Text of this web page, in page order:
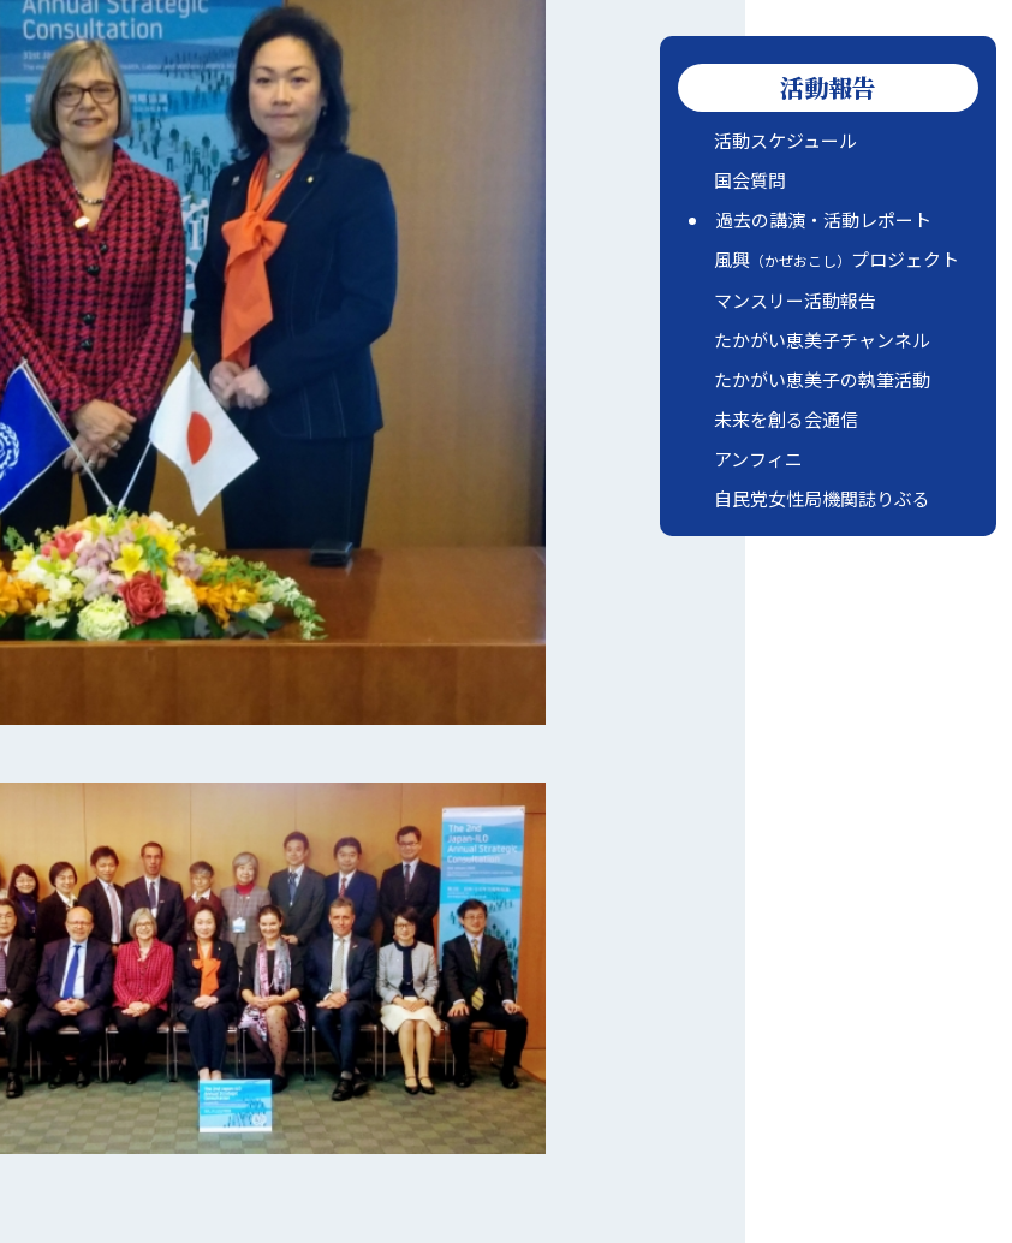
活動報告
活動スケジュール
国会質問
過去の講演・活動レポート
風興（かぜおこし） プロジェクト
マンスリー活動報告
たかがい恵美子チャンネル
たかがい恵美子の執筆活動
未来を創る会通信
アンフィニ
自民党女性局機関誌りぶる